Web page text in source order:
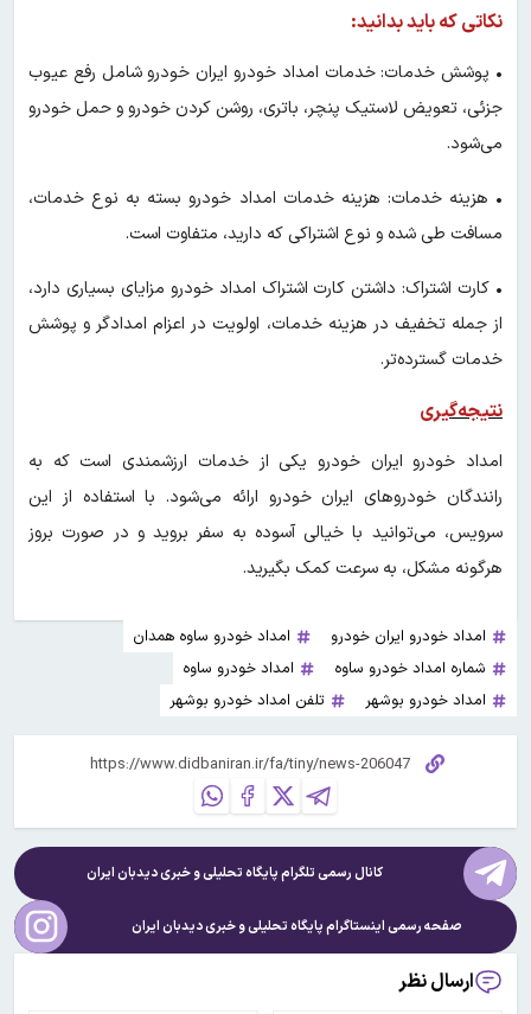
نکاتی که باید بدانید:
• پوشش خدمات: خدمات امداد خودرو ایران خودرو شامل رفع عیوب
جزئی، تعویض لاستیک پنچر، باتری، روشن کردن خودرو و حمل خودرو
می‌شود.
• هزینه خدمات: هزینه خدمات امداد خودرو بسته به نوع خدمات،
مسافت طی شده و نوع اشتراکی که دارید، متفاوت است.
• کارت اشتراک: داشتن کارت اشتراک امداد خودرو مزایای بسیاری دارد،
از جمله تخفیف در هزینه خدمات، اولویت در اعزام امدادگر و پوشش
خدمات گسترده‌تر.
نتیجه‌گیری
امداد خودرو ایران خودرو یکی از خدمات ارزشمندی است که به
رانندگان خودروهای ایران خودرو ارائه می‌شود. با استفاده از این
سرویس، می‌توانید با خیالی آسوده به سفر بروید و در صورت بروز
هرگونه مشکل، به سرعت کمک بگیرید.
امداد خودرو ایران خودرو
امداد خودرو ساوه همدان
شماره امداد خودرو ساوه
امداد خودرو ساوه
امداد خودرو بوشهر
تلفن امداد خودرو بوشهر
کانال رسمی تلگرام پایگاه تحلیلی و خبریدیدبان ایران
صفحه رسمی اینستاگرام پایگاه تحلیلی و خبریدیدبان ایران
ارسال نظر